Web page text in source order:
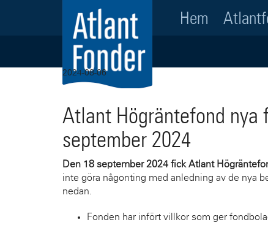
Hem
2024-08-06
Atlant Högräntefond nya
september 2024
Den 18 september 2024 fick Atlant
inte göra någonting med anledning av de nya
nedan.
Fonden har infört villkor som ger